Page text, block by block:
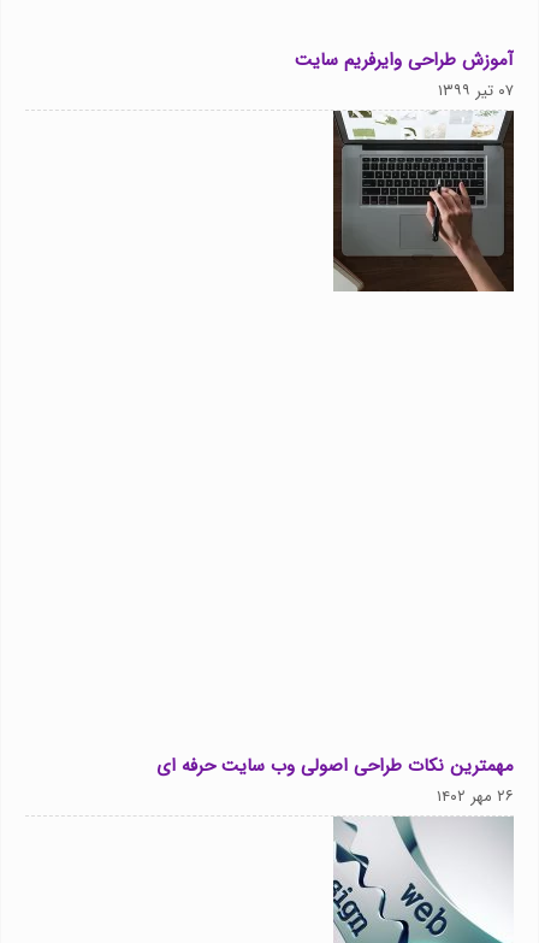
آموزش طراحی وایرفریم سایت
۰۷ تیر ۱۳۹۹
مهمترین نکات طراحی اصولی وب سایت حرفه ای
۲۶ مهر ۱۴۰۲